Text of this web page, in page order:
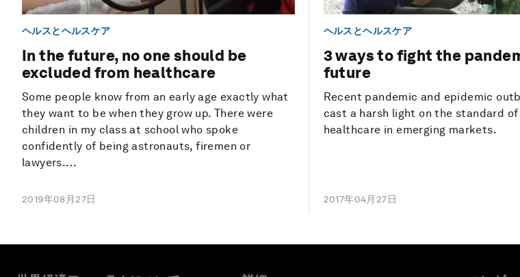
ヘルスとヘルスケア
In the future, no one should be
excluded from healthcare
Some people know from an early age exactly what
they want to be when they grow up. There were
children in my class at school who spoke
confidently of being astronauts, firemen or
lawyers....
2019年08月27日
ヘルスとヘルスケア
3 ways to fight the
future
Recent pandemic and epidemic
cast a harsh light on the standard
healthcare in emerging markets.
2017年04月27日